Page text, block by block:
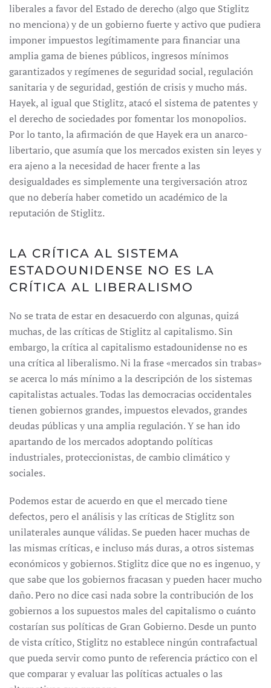
liberales a favor del Estado de derecho (algo que Stiglitz
no menciona) y de un gobierno fuerte y activo que pudiera
imponer impuestos legítimamente para financiar una
amplia gama de bienes públicos, ingresos mínimos
garantizados y regímenes de seguridad social, regulación
sanitaria y de seguridad, gestión de crisis y mucho más.
Hayek, al igual que Stiglitz, atacó el sistema de patentes y
el derecho de sociedades por fomentar los monopolios.
Por lo tanto, la afirmación de que Hayek era un anarco-
libertario, que asumía que los mercados existen sin leyes y
era ajeno a la necesidad de hacer frente a las
desigualdades es simplemente una tergiversación atroz
que no debería haber cometido un académico de la
reputación de Stiglitz.
LA CRÍTICA AL SISTEMA
ESTADOUNIDENSE NO ES LA
CRÍTICA AL LIBERALISMO
No se trata de estar en desacuerdo con algunas, quizá
muchas, de las críticas de Stiglitz al capitalismo. Sin
embargo, la crítica al capitalismo estadounidense no es
una crítica al liberalismo. Ni la frase «mercados sin trabas»
se acerca lo más mínimo a la descripción de los sistemas
capitalistas actuales. Todas las democracias occidentales
tienen gobiernos grandes, impuestos elevados, grandes
deudas públicas y una amplia regulación. Y se han ido
apartando de los mercados adoptando políticas
industriales, proteccionistas, de cambio climático y
sociales.
Podemos estar de acuerdo en que el mercado tiene
defectos, pero el análisis y las críticas de Stiglitz son
unilaterales aunque válidas. Se pueden hacer muchas de
las mismas críticas, e incluso más duras, a otros sistemas
económicos y gobiernos. Stiglitz dice que no es ingenuo, y
que sabe que los gobiernos fracasan y pueden hacer mucho
daño. Pero no dice casi nada sobre la contribución de los
gobiernos a los supuestos males del capitalismo o cuánto
costarían sus políticas de Gran Gobierno. Desde un punto
de vista crítico, Stiglitz no establece ningún contrafactual
que pueda servir como punto de referencia práctico con el
que comparar y evaluar las políticas actuales o las